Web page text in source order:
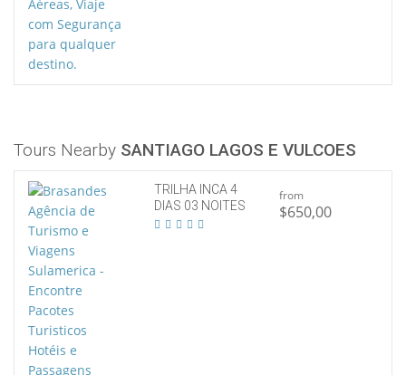
Tours Nearby SANTIAGO LAGOS E VULCOES
TRILHA INCA 4
DIAS 03 NOITES
from
$650,00